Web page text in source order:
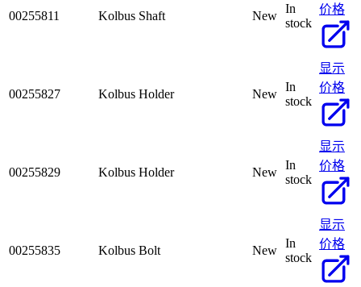
00255811 Kolbus Shaft New
In
stock
价格
00255827 Kolbus Holder New
In
stock
显示
价格
00255829 Kolbus Holder New
In
stock
显示
价格
00255835 Kolbus Bolt New
In
stock
显示
价格